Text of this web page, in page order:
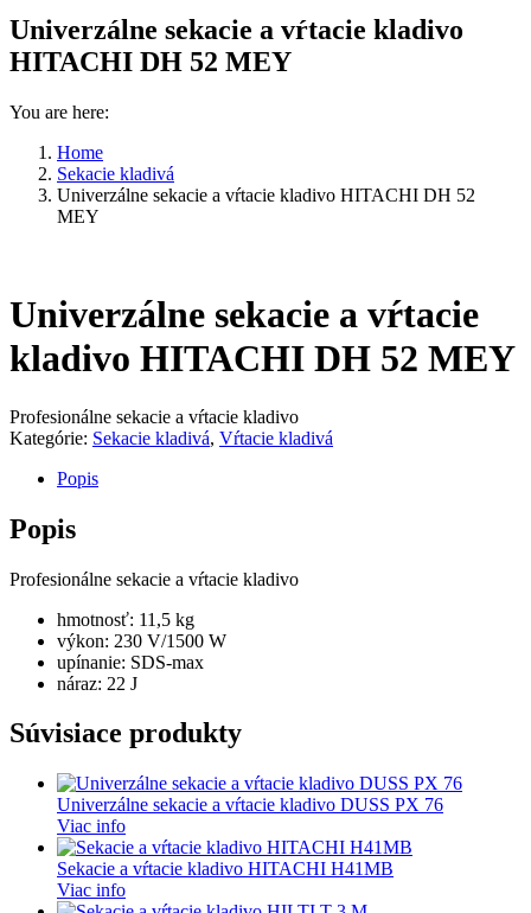
Univerzálne sekacie a vŕtacie kladivo
HITACHI DH 52 MEY
You are here:
Home
Sekacie kladivá
Univerzálne sekacie a vŕtacie kladivo HITACHI DH 52
MEY
Univerzálne sekacie a vŕtacie
kladivo HITACHI DH 52 MEY
Profesionálne sekacie a vŕtacie kladivo
Kategórie: Sekacie kladivá, Vŕtacie kladivá
Popis
Popis
Profesionálne sekacie a vŕtacie kladivo
hmotnosť: 11,5 kg
výkon: 230 V/1500 W
upínanie: SDS-max
náraz: 22 J
Súvisiace produkty
Univerzálne sekacie a vŕtacie kladivo DUSS PX 76
Viac info
Sekacie a vŕtacie kladivo HITACHI H41MB
Viac info